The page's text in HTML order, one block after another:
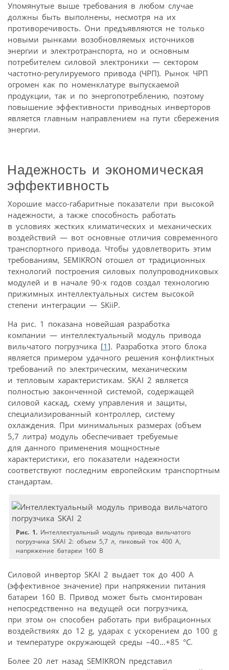
Упомянутые выше требования в любом случае
должны быть выполнены, несмотря на их
противоречивость. Они предъявляются не только
новыми рынками возобновляемых источников
энергии и электротранспорта, но и основным
потребителем силовой электроники — сектором
частотно-регулируемого привода (ЧРП). Рынок ЧРП
огромен как по номенклатуре выпускаемой
продукции, так и по энергопотреблению, поэтому
повышение эффективности приводных инверторов
является главным направлением на пути сбережения
энергии.
Надежность и экономическая
эффективность
Хорошие массо-габаритные показатели при высокой
надежности, а также способность работать
в условиях жестких климатических и механических
воздействий — вот основные отличия современного
транспортного привода. Чтобы удовлетворить этим
требованиям, SEMIKRON отошел от традиционных
технологий построения силовых полупроводниковых
модулей и в начале 90-х годов создал технологию
прижимных интеллектуальных систем высокой
степени интеграции — SKiiP.
На рис. 1 показана новейшая разработка
компании — интеллектуальный модуль привода
вильчатого погрузчика [1]. Разработка этого блока
является примером удачного решения конфликтных
требований по электрическим, механическим
и тепловым характеристикам. SKAI 2 является
полностью законченной системой, содержащей
силовой каскад, схему управления и защиты,
специализированный контроллер, систему
охлаждения. При минимальных размерах (объем
5,7 литра) модуль обеспечивает требуемые
для данного применения мощностные
характеристики, его показатели надежности
соответствуют последним европейским транспортным
стандартам.
Рис. 1. Интеллектуальный модуль привода вильчатого
погрузчика SKAI 2: объем 5,7 л, пиковый ток 400 A,
напряжение батареи 160 В
Силовой инвертор SKAI 2 выдает ток до 400 А
(эффективное значение) при напряжении питания
батареи 160 В. Привод может быть смонтирован
непосредственно на ведущей оси погрузчика,
при этом он способен работать при вибрационных
воздействиях до 12 g, ударах с ускорением до 100 g
и температуре окружающей среды –40…+85 °C.
Более 20 лет назад SEMIKRON представил